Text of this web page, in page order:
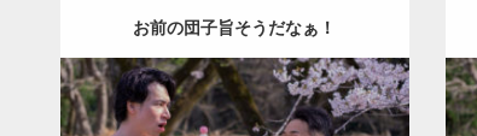
お前の団子旨そうだなぁ！
Update:2021.06.30